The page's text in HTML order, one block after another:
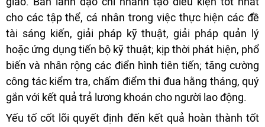
cho các tập thể, cá nhân trong việc thực hiện các đề
tài sáng kiến, giải pháp kỹ thuật, giải pháp quản lý
hoặc ứng dụng tiến bộ kỹ thuật; kịp thời phát hiện, phổ
biến và nhân rộng các điển hình tiên tiến; tăng cường
công tác kiểm tra, chấm điểm thi đua hằng tháng, quý
gắn với kết quả trả lương khoán cho người lao động.
Yếu tố cốt lõi quyết định đến kết quả hoàn thành tốt